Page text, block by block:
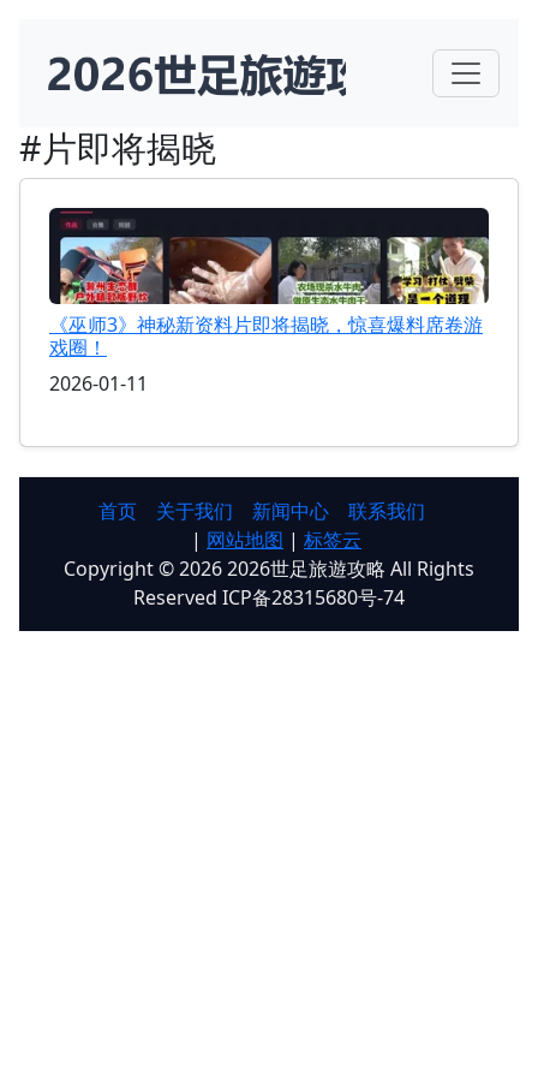
#片即将揭晓
《巫师3》神秘新资料片即将揭晓，惊喜爆料席卷游
戏圈！
2026-01-11
首页 关于我们 新闻中心
联系我们
| 网站地图 | 标签云
Copyright © 2026 2026世足旅遊攻略 All Rights
Reserved ICP备28315680号-74